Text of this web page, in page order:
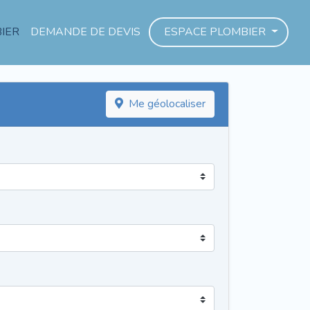
DEMANDE DE DEVIS ESPACE PLOMBIER
Me géolocaliser